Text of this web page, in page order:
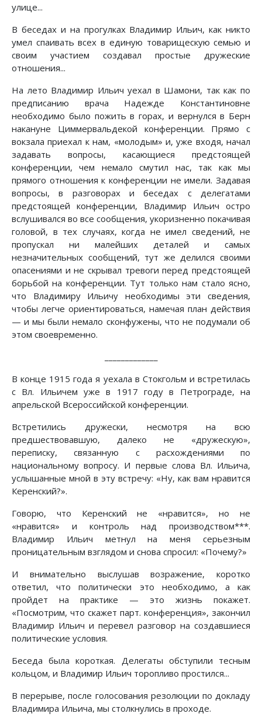
улице...
В беседах и на прогулках Владимир Ильич, как никто
умел спаивать всех в единую товарищескую семью и
своим участием создавал простые дружеские
отношения...
На лето Владимир Ильич уехал в Шамони, так как по
предписанию врача Надежде Константиновне
необходимо было пожить в горах, и вернулся в Берн
накануне Циммервальдекой конференции. Прямо с
вокзала приехал к нам, «молодым» и, уже входя, начал
задавать вопросы, касающиеся предстоящей
конференции, чем немало смутил нас, так как мы
прямого отношения к конференции не имели. Задавая
вопросы, в разговорах и беседах с делегатами
предстоящей конференции, Владимир Ильич остро
вслушивался во все сообщения, укоризненно покачивая
головой, в тех случаях, когда не имел сведений, не
пропускал ни малейших деталей и самых
незначительных сообщений, тут же делился своими
опасениями и не скрывал тревоги перед предстоящей
борьбой на конференции. Тут только нам стало ясно,
что Владимиру Ильичу необходимы эти сведения,
чтобы легче ориентироваться, намечая план действия
— и мы были немало сконфужены, что не подумали об
этом своевременно.
В конце 1915 года я уехала в Стокгольм и встретилась
с Вл. Ильичем уже в 1917 году в Петрограде, на
апрельской Всероссийской конференции.
Встретились дружески, несмотря на всю
предшествовавшую, далеко не «дружескую»,
переписку, связанную с расхождениями по
национальному вопросу. И первые слова Вл. Ильича,
услышанные мной в эту встречу: «Ну, как вам нравится
Керенский?».
Говорю, что Керенский не «нравится», но не
«нравится» и контроль над производством***.
Владимир Ильич метнул на меня серьезным
проницательным взглядом и снова спросил: «Почему?»
И внимательно выслушав возражение, коротко
ответил, что политически это необходимо, а как
пройдет на практике — это жизнь покажет.
«Посмотрим, что скажет парт. конференция», закончил
Владимир Ильич и перевел разговор на создавшиеся
политические условия.
Беседа была короткая. Делегаты обступили тесным
кольцом, и Владимир Ильич торопливо простился...
В перерыве, после голосования резолюции по докладу
Владимира Ильича, мы столкнулись в проходе.